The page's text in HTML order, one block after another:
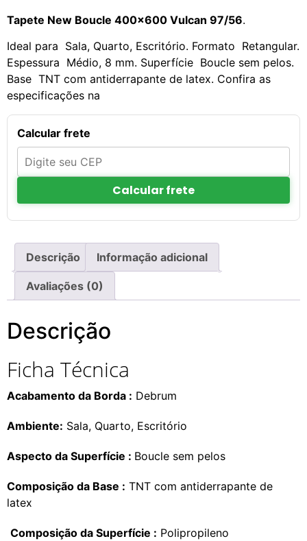
Tapete New Boucle 400×600 Vulcan 97/56.
Ideal para Sala, Quarto, Escritório. Formato Retangular.
Espessura Médio, 8 mm. Superfície Boucle sem pelos.
Base TNT com antiderrapante de latex. Confira as
especificações na
Calcular frete
Calcular frete
Descrição Informação adicional
Avaliações (0)
Descrição
Ficha Técnica
Acabamento da Borda : Debrum
Ambiente: Sala, Quarto, Escritório
Aspecto da Superfície : Boucle sem pelos
Composição da Base : TNT com antiderrapante de
latex
Composição da Superfície : Polipropileno